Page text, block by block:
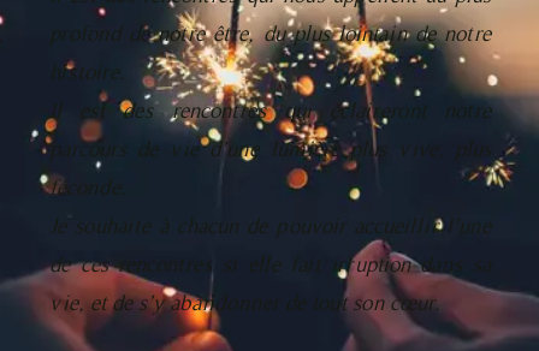
profond de notre être, du plus lointain de notre
histoire.
Il est des rencontres qui éclaireront notre
parcours de vie d’une lumière plus vive, plus
féconde.
Je souhaite à chacun de pouvoir accueillir l’une
de ces rencontres si elle fait irruption dans sa
vie, et de s’y abandonner de tout son cœur.